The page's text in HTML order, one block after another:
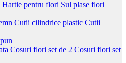
Hartie pentru flori Sul plase flori
Cutii cilindrice plastic Cutii
Cosuri flori set de 2 Cosuri flori set